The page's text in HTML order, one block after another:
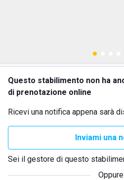
Questo stabilimento non ha
di prenotazione online
Ricevi una notifica appena sarà
Inviami una
Sei il gestore di questo
Oppure